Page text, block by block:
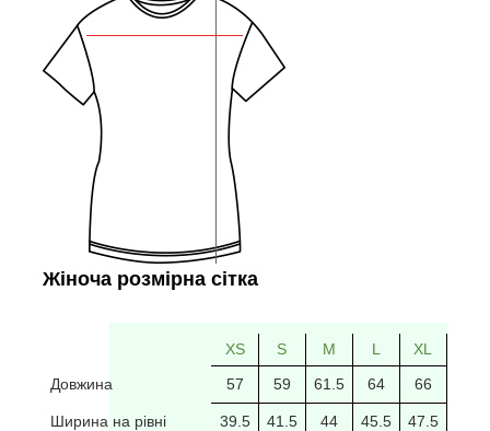
Жіноча розмірна сітка
XS S M L XL
Довжина
57 59 61.5 64 66
Ширина на рівні
39.5 41.5 44 45.5 47.5